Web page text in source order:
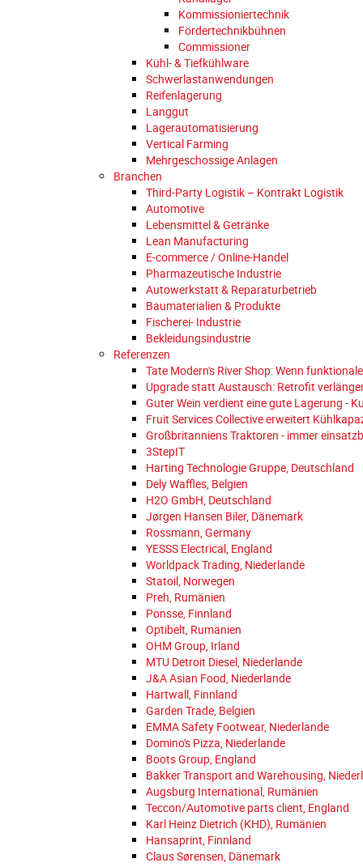
Kommissioniertechnik
Fördertechnikbühnen
Commissioner
Kühl- & Tiefkühlware
Schwerlastanwendungen
Reifenlagerung
Langgut
Lagerautomatisierung
Vertical Farming
Mehrgeschossige Anlagen
Branchen
Third-Party Logistik – Kontrakt Logistik
Automotive
Lebensmittel & Getränke
Lean Manufacturing
E-commerce / Online-Handel
Pharmazeutische Industrie
Autowerkstatt & Reparaturbetrieb
Baumaterialien & Produkte
Fischerei- Industrie
Bekleidungsindustrie
Referenzen
Tate Modern's River Shop: Wenn
Upgrade statt Austausch: Retrofit
Guter Wein verdient eine gute Lagerung -
Fruit Services Collective erweitert
Großbritanniens Traktoren - immer
3StepIT
Harting Technologie Gruppe, Deutschland
Dely Waffles, Belgien
H2O GmbH, Deutschland
Jørgen Hansen Biler, Dänemark
Rossmann, Germany
YESSS Electrical, England
Worldpack Trading, Niederlande
Statoil, Norwegen
Preh, Rumänien
Ponsse, Finnland
Optibelt, Rumänien
OHM Group, Irland
MTU Detroit Diesel, Niederlande
J&A Asian Food, Niederlande
Hartwall, Finnland
Garden Trade, Belgien
EMMA Safety Footwear, Niederlande
Domino's Pizza, Niederlande
Boots Group, England
Bakker Transport and Warehousing,
Augsburg International, Rumänien
Teccon/Automotive parts client, England
Karl Heinz Dietrich (KHD), Rumänien
Hansaprint, Finnland
Claus Sørensen, Dänemark